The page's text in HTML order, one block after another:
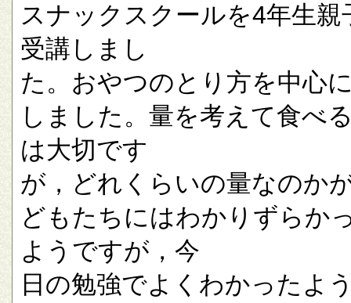
スナックスクールを4年生親
受講しまし
た。おやつのとり方を中心
しました。量を考えて食べ
は大切です
が，どれくらいの量なのか
どもたちにはわかりずらか
ようですが，今
日の勉強でよくわかったよ